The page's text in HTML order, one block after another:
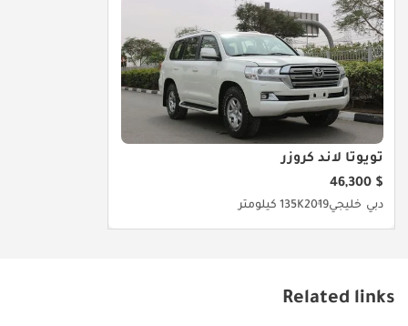
تويوتا لاند كروزر
$ 46,300
دبي خليجي2019135K كيلومتر
Related links